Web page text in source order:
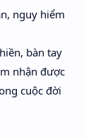
nguy hiểm
bàn tay
nhận được
cuộc đời